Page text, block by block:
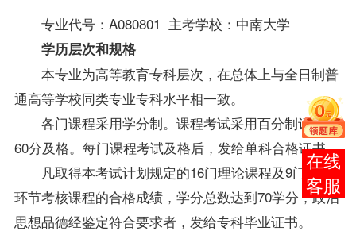
专业代号：A080801 主考学校：中南大学
学历层次和规格
本专业为高等教育专科层次，在总体上与全日制普
通高等学校同类专业专科水平相一致。
各门课程采用学分制。课程考试采用百分制记分，
60分及格。每门课程考试及格后，发给单科合格证书。
凡取得本考试计划规定的16门理论课程及9门实践
环节考核课程的合格成绩，学分总数达到70学分，政治
思想品德经鉴定符合要求者，发给专科毕业证书。
在线
客服